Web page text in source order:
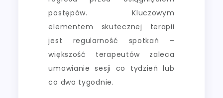
postępów. Kluczowym
elementem skutecznej terapii
jest regularność spotkań –
większość terapeutów zaleca
umawianie sesji co tydzień lub
co dwa tygodnie.